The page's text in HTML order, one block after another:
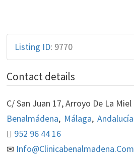
Listing ID: 9770
Contact details
C/ San Juan 17, Arroyo De La Miel
Benalmádena, Málaga, Andalucía
952 96 44 16
Info@Clinicabenalmadena.Com